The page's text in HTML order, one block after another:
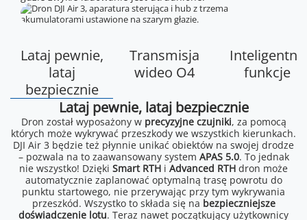
Lataj pewnie,
lataj
bezpiecznie
Transmisja
wideo O4
Inteligentne
funkcje
Lataj pewnie, lataj bezpiecznie
Dron został wyposażony w precyzyjne czujniki, za pomocą
których może wykrywać przeszkody we wszystkich kierunkach.
DJI Air 3 będzie też płynnie unikać obiektów na swojej drodze
– pozwala na to zaawansowany system APAS 5.0. To jednak
nie wszystko! Dzięki Smart RTH i Advanced RTH dron może
automatycznie zaplanować optymalną trasę powrotu do
punktu startowego, nie przerywając przy tym wykrywania
przeszkód. Wszystko to składa się na bezpieczniejsze
doświadczenie lotu. Teraz nawet początkujący użytkownicy